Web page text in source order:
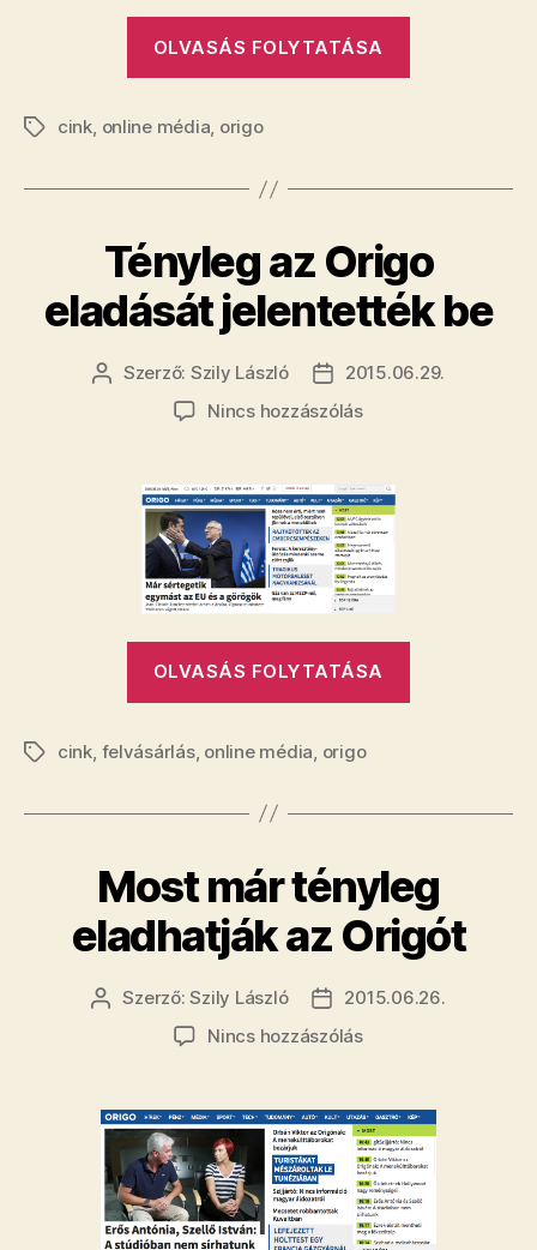
bejegyzéshez
OLVASÁS FOLYTATÁSA
fogják
bejelenteni”
Címkék
cink, online média, origo
Tényleg az Origo
eladását jelentették be
Bejegyzés
Szerző: Szily László
Bejegyzés
dátuma
2015.06.29.
Nincs hozzászólása(z)
Origo
eladását
jelentették
be
bejegyzéshez
OLVASÁS FOLYTATÁSA
be”
Címkék
cink felvásárlás, online média origo
Most már tényleg
eladhatják az Origót
Bejegyzés
Szerző:Szily László
Bejegyzés
dátuma
2015.06.26.
Nincs hozzászólása(z)
tényleg
eladhatják
az
Origót
bejegyzéshez